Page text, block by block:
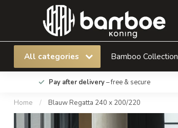
All categories Bamboo Collection
Pay after delivery– free & secure
Home / Blauw Regatta 240 x 200/220
Blauw Regatta 240 x 200/220